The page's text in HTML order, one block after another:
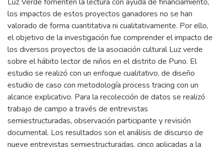
los impactos de estos proyectos ganadores no se han
valorado de forma cuantitativa ni cualitativamente. Por ello,
el objetivo de la investigación fue comprender el impacto de
los diversos proyectos de la asociación cultural Luz verde
sobre el hábito lector de niños en el distrito de Puno. El
estudio se realizó con un enfoque cualitativo, de diseño
estudio de caso con metodología process tracing con un
alcance explicativo. Para la recolección de datos se realizó
trabajo de campo a través de entrevistas
semiestructuradas, observación participante y revisión
documental. Los resultados son el análisis de discurso de
nueve entrevistas semiestructuradas, cinco aplicadas a la